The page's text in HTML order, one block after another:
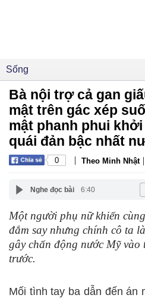
Sống
Bà nội trợ cả gan
mật trên gác xép
mật phanh phui
quái đản bậc nhất
0 | Theo Minh Nhật |
Nghe đọc bài 6:40
Một người phụ nữ khiến
đắm say nhưng chính cô ta
gây chấn động nước Mỹ vào
trước.
Mối tình tay ba dẫn đến án